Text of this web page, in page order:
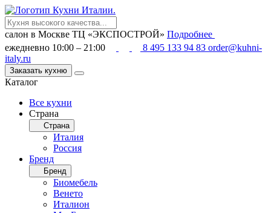
салон в Москве ТЦ «ЭКСПОСТРОЙ» Подробнее
ежедневно 10:00 – 21:00
8 495 133 94 83 order@kuhni-
italy.ru
Заказать кухню
Каталог
Все кухни
Страна
Страна
Италия
Россия
Бренд
Бренд
Биомебель
Венето
Италион